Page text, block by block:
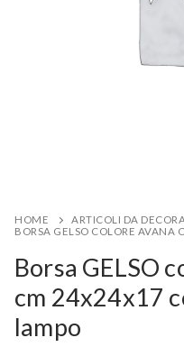
HOME ARTICOLI DA
BORSA GELSO COLORE
Borsa GELSO
cm 24x24x17
lampo